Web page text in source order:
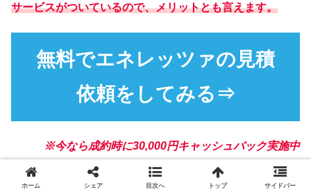
サービスがついているので、メリットとも言えます。
無料でエネレッツァの見積
依頼をしてみる⇒
※今なら成約時に30,000円キャッシュバック実施中
こんな方に、Enerezza(エネレッツァ)はオ
ホーム シェア 目次へ トップ サイドバー